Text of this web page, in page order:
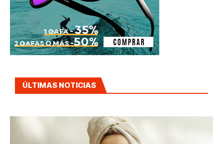
ÚLTIMAS NOTICIAS